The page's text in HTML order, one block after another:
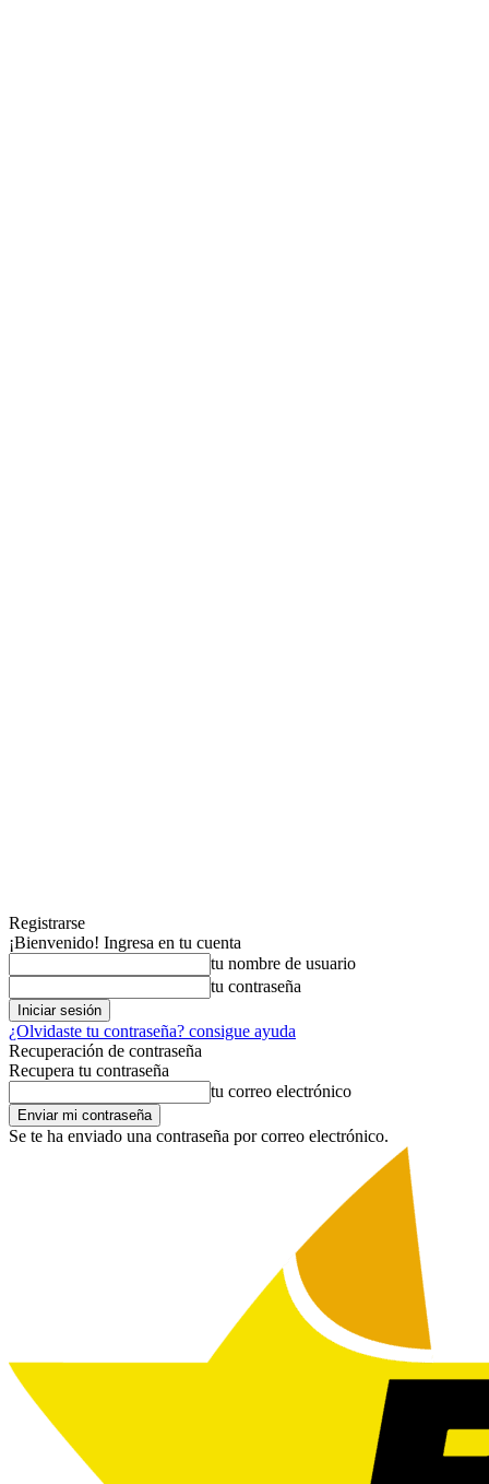
Registrarse
¡Bienvenido! Ingresa en tu cuenta
tu nombre de usuario
tu contraseña
¿Olvidaste tu contraseña? consigue ayuda
Recuperación de contraseña
Recupera tu contraseña
tu correo electrónico
Se te ha enviado una contraseña por correo electrónico.